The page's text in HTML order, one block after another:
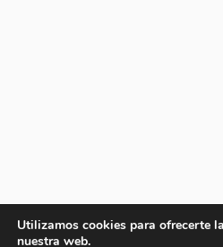
Utilizamos cookies para ofrecerte
nuestra web.